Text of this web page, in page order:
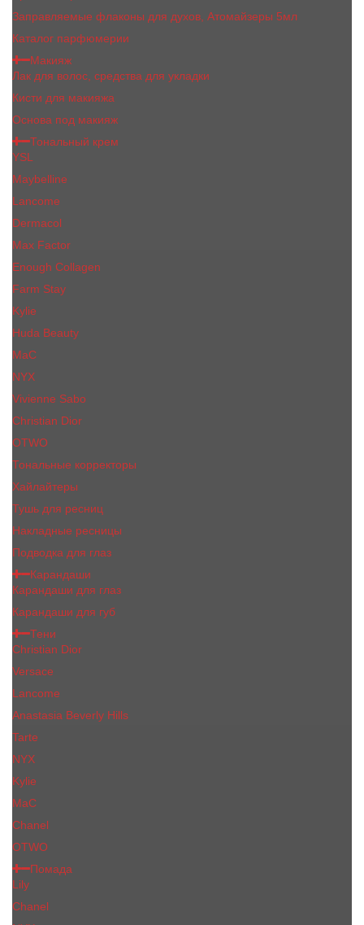
Заправляемые флаконы для духов, Атомайзеры 5мл
Каталог парфюмерии
Макияж
Лак для волос, средства для укладки
Кисти для макияжа
Основа под макияж
Тональный крем
YSL
Maybelline
Lancome
Dermacol
Max Factor
Enough Collagen
Farm Stay
Kylie
Huda Beauty
МаС
NYX
Vivienne Sabo
Сhristiаn Diоr
OTWO
Тональные корректоры
Хайлайтеры
Тушь для ресниц
Накладные ресницы
Подводка для глаз
Карандаши
Карандаши для глаз
Карандаши для губ
Тени
Christian Dior
Versace
Lancome
Anastasia Beverly Hills
Tarte
NYX
Kylie
MaC
Сhanеl
OTWO
Помада
Lily
Chanel